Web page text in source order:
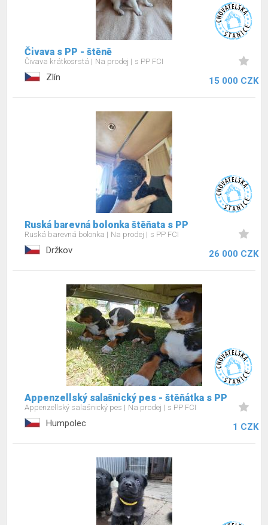
Čivava s PP - štěně
Čivava krátkosrstá Na prodej s PP FCI
Zlín 15 000 CZK
Ruská barevná bolonka štěňata s PP
Ruská barevná bolonka Na prodej s PP FCI
Držkov 26 000 CZK
Appenzellský salašnický pes - štěňátka s PP
Appenzellský salašnický pes Na prodej s PP FCI
Humpolec 1 CZK